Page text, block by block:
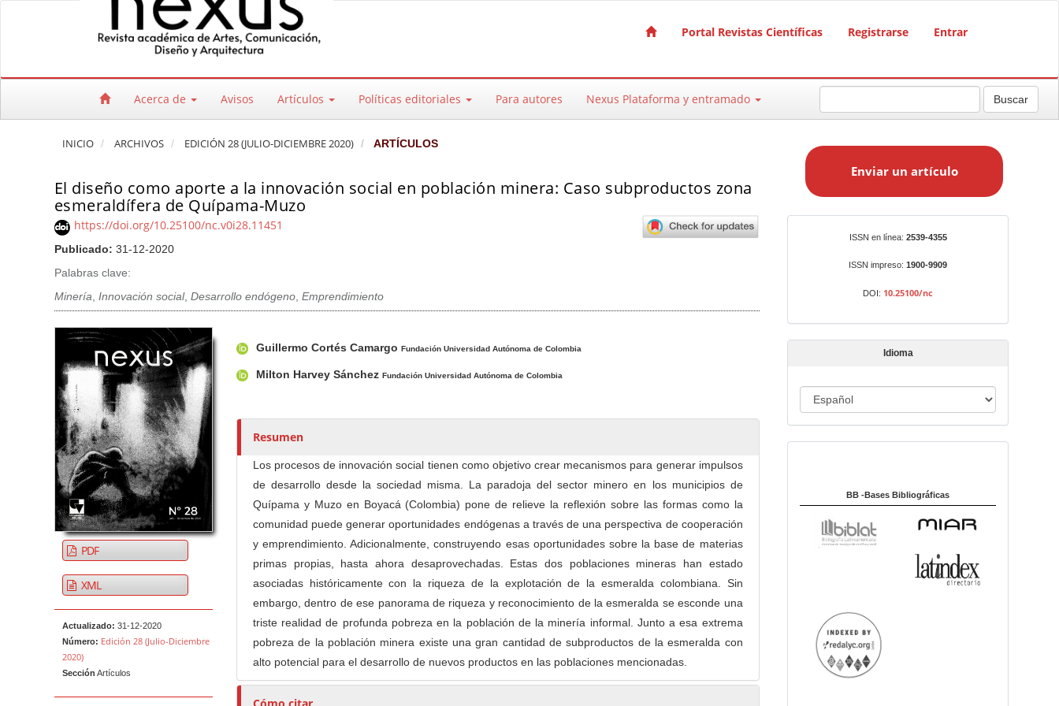
Salto rápido al contenido de la página
Navegación principal
Portal Revistas Científicas Registrarse Entrar
Acerca de Avisos Artículos Políticas editoriales Para autores Nexus Plataforma y entramado Buscar
INICIO ARCHIVOS EDICIÓN 28 (JULIO-DICIEMBRE 2020) ARTÍCULOS
El diseño como aporte a la innovación social en población minera: Caso subproductos zona
esmeraldífera de Quípama-Muzo
https://doi.org/10.25100/nc.v0i28.11451
Publicado: 31-12-2020
Palabras clave:
Minería, Innovación social, Desarrollo endógeno, Emprendimiento
Barra lateral del artículo
PDF
XML
Actualizado: 31-12-2020
Número: Edición 28 (Julio-Diciembre
2020)
Sección Artículos
u
t
Guillermo Cortés Camargo Fundación Universidad Autónoma de Colombia
Milton Harvey Sánchez Fundación Universidad Autónoma de Colombia
Resumen
Los procesos de innovación social tienen como objetivo crear mecanismos para generar impulsos
de desarrollo desde la sociedad misma. La paradoja del sector minero en los municipios de
Quípama y Muzo en Boyacá (Colombia) pone de relieve la reflexión sobre las formas como la
comunidad puede generar oportunidades endógenas a través de una perspectiva de cooperación
y emprendimiento. Adicionalmente, construyendo esas oportunidades sobre la base de materias
primas propias, hasta ahora desaprovechadas. Estas dos poblaciones mineras han estado
asociadas históricamente con la riqueza de la explotación de la esmeralda colombiana. Sin
embargo, dentro de ese panorama de riqueza y reconocimiento de la esmeralda se esconde una
triste realidad de profunda pobreza en la población de la minería informal. Junto a esa extrema
pobreza de la población minera existe una gran cantidad de subproductos de la esmeralda con
alto potencial para el desarrollo de nuevos productos en las poblaciones mencionadas.
a
t
í
o
Enviar un artículo
ISSN en línea: 2539-4355
ISSN impreso: 1900-9909
DOI: 10.25100/nc
Idioma
d
a
BB -Bases Bibliográficas